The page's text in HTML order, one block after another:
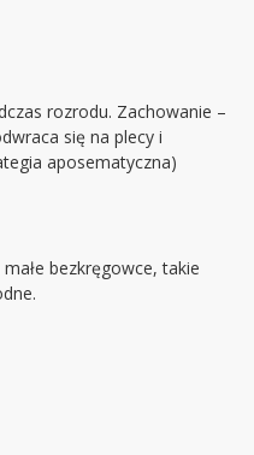
rozrodu. Zachowanie –
się na plecy i
aposematyczna)
bezkręgowce, takie